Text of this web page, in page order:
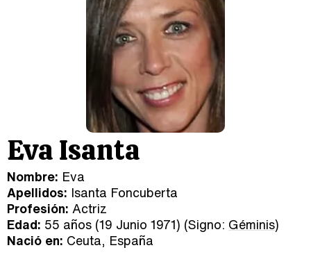
Eva Isanta
Nombre: Eva
Apellidos: Isanta Foncuberta
Profesión: Actriz
Edad: 55 años (19 Junio 1971) (Signo: Géminis)
Nació en: Ceuta, España